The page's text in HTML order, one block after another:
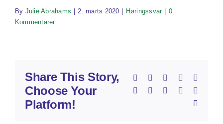
By Julie Abrahams 2. marts 2020 Høringssvar
0
Kommentarer
Share This Story,
Choose Your
Platform!
Facebook Reddit LinkedIn
Telegram
TumblrPinterest